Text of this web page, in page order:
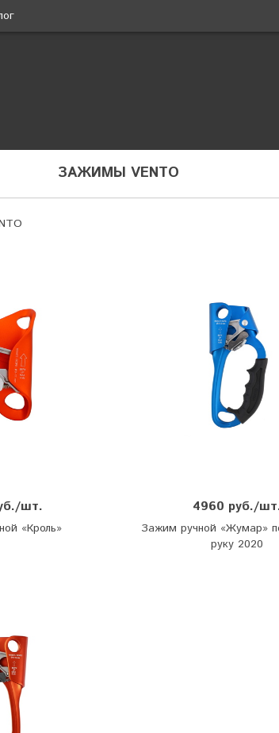
ЗАЖИМЫ VENTO
шт.
«Кроль»
4960 руб./
Зажим ручной «Жумар»
руку 2020